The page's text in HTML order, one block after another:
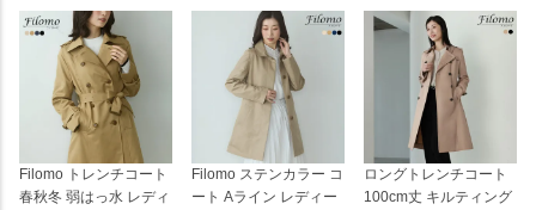
Filomo トレンチコート
春秋冬 弱はっ水 レディ
Filomo ステンカラー コ
ート Aライン レディー
ロングトレンチコート
100cm丈 キルティング